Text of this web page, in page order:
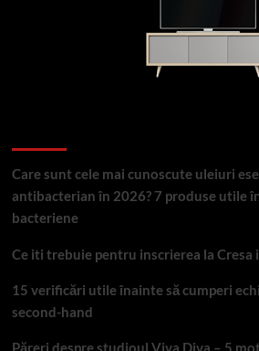
Care sunt cele mai cunoscute uleiuri
antibacterian în 2026? 7 produse utile
bacteriene
Ce iti trebuie pentru inscrierea la Cresa
15 verificări utile înainte să cumperi
second-hand
Păreri despre studioul Viva Diva – 5